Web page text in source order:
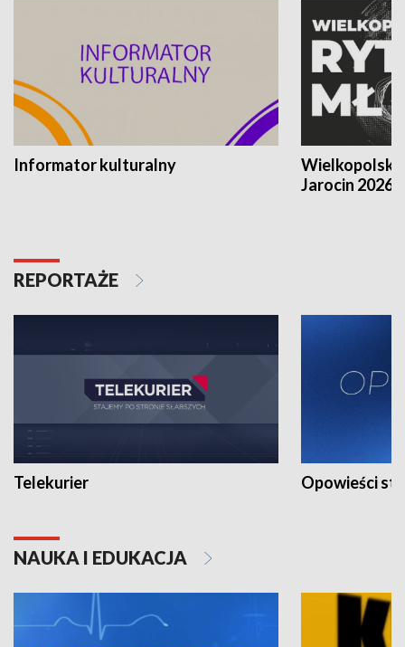
Informator kulturalny
Jarocin 2026
REPORTAŻE
Telekurier Opowieści
NAUKA I EDUKACJA